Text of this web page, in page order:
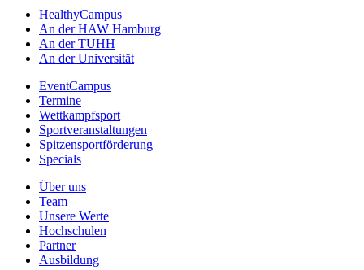
HealthyCampus
An der HAW Hamburg
An der TUHH
An der Universität
EventCampus
Termine
Wettkampfsport
Sportveranstaltungen
Spitzensportförderung
Specials
Über uns
Team
Unsere Werte
Hochschulen
Partner
Ausbildung